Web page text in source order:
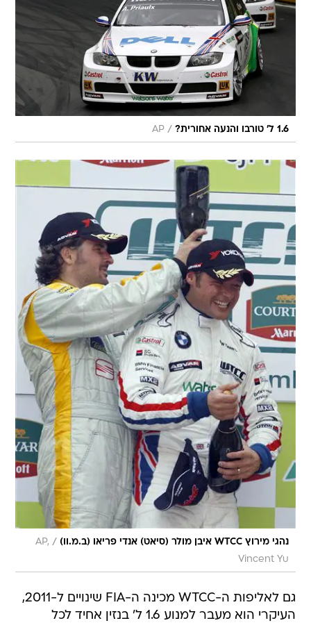
/
AP
נהגי מירוץ WTCC איבן מולר (סיאט) אנדי פריאו (ב.מ.וו) /
AP,
Vincent Yu
הקבוצות. בשנתיים האחרונות מציגה סיאט שליטה
כמעט מוחלטת בסבב בזכות מנועי הטורבו דיזל שלה